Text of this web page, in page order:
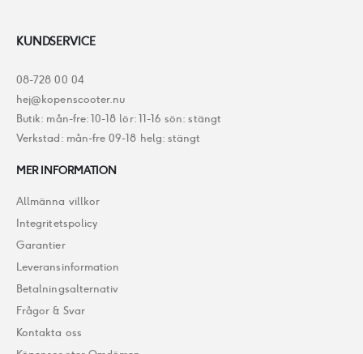
KUNDSERVICE
08-728 00 04
hej@kopenscooter.nu
Butik: mån-fre: 10-18 lör: 11-16 sön: stängt
Verkstad: mån-fre 09-18 helg: stängt
MER INFORMATION
Allmänna villkor
Integritetspolicy
Garantier
Leveransinformation
Betalningsalternativ
Frågor & Svar
Kontakta oss